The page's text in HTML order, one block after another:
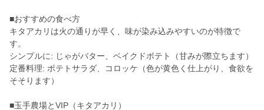
■おすすめの食べ方
キタアカリは火の通りが早く、味が染み込みやすいのが特徴で
す。
シンプルに: じゃがバター、ベイクドポテト（甘みが際立ちます）
定番料理: ポテトサラダ、コロッケ（色が黄色く仕上がり、食欲を
そそります）
■玉手農場とVIP（キタアカリ）